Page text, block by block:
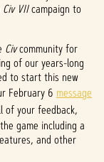
Civ VIIcampaign to
Civcommunity for
of our years-long
to start this new
February 6 message
of your feedback,
game including a
and other